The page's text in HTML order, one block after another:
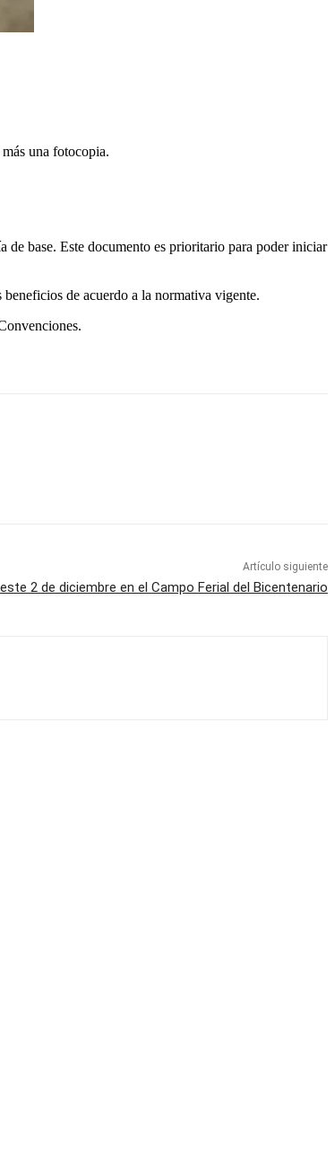
una fotocopia.
de base. Este documento es prioritario para poder iniciar
de acuerdo a la normativa vigente.
Artículo siguiente
2 de diciembre en el Campo Ferial del Bicentenario